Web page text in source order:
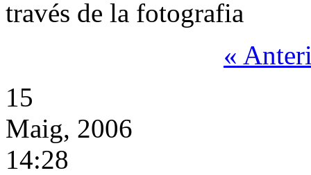
través de la fotografia
«
15
Maig, 2006
14:28